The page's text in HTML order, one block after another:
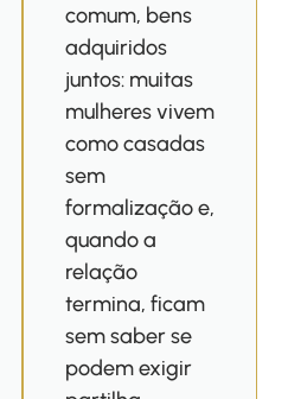
comum, bens
adquiridos
juntos: muitas
mulheres vivem
como casadas
sem
formalização e,
quando a
relação
termina, ficam
sem saber se
podem exigir